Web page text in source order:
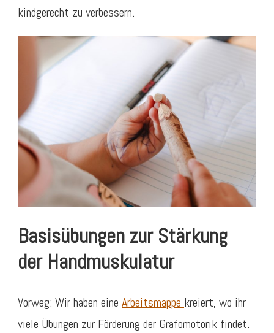
kindgerecht zu verbessern.
Basisübungen zur Stärkung
der Handmuskulatur
Vorweg: Wir haben eine Arbeitsmappe kreiert, wo ihr
viele Übungen zur Förderung der Grafomotorik findet.